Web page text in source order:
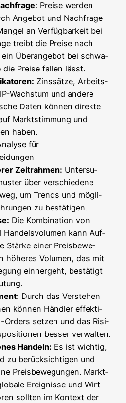
Prei­se wer­den
Ange­bot und Nach­fra­ge
an Ver­füg­bar­keit bei
treibt die Prei­se nach
Über­an­ge­bot bei schwa­
die Prei­se fal­len lässt.
Zins­sät­ze, Arbeits­
Wachs­tum und ande­re
Daten kön­nen direk­te
Markt­stim­mung und
haben.
für
Zeit­rah­men: Unter­su­
über ver­schie­de­ne
um Trends und mög­li­
zu bestätigen.
Die Kom­bi­na­ti­on von
Han­dels­vo­lu­men kann Auf­
Stär­ke einer Preis­be­we­
höhe­res Volu­men, das mit
ein­her­geht, bestä­tigt
Durch das Ver­ste­hen
kön­nen Händ­ler effek­ti­
Orders set­zen und das Risi­
bes­ser verwalten.
Han­deln: Es ist wich­tig,
zu berück­sich­ti­gen und
Preis­be­we­gun­gen. Markt­
Ereig­nis­se und Wirt­
soll­ten im Kon­text der